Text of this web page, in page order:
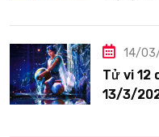
14/
Tử vi 12
13/3/